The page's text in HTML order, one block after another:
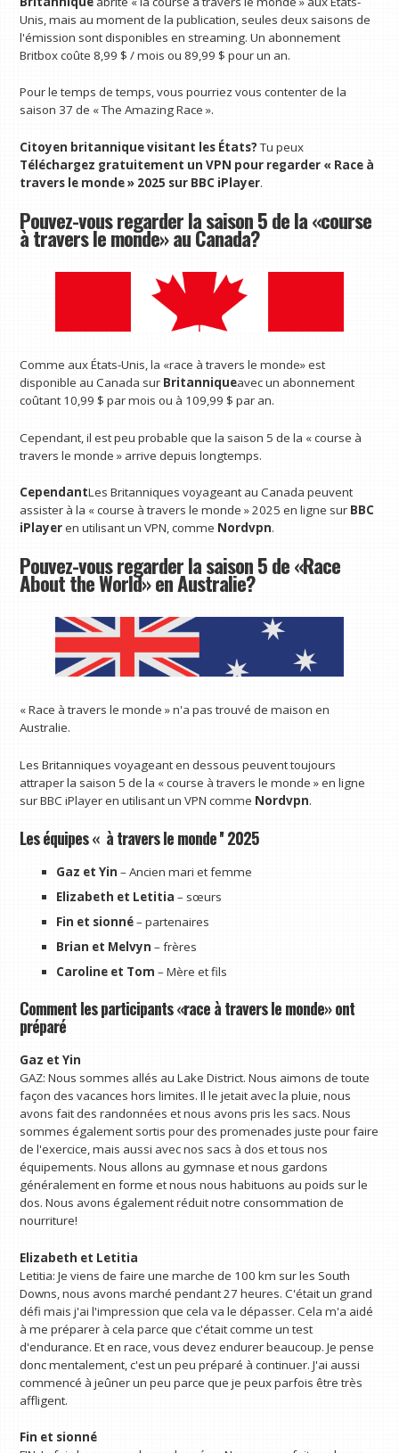
Unis, mais au moment de la publication, seules deux saisons de
l'émission sont disponibles en streaming. Un abonnement
Britbox coûte 8,99 $ / mois ou 89,99 $ pour un an.
Pour le temps de temps, vous pourriez vous contenter de la
saison 37 de « The Amazing Race ».
Citoyen britannique visitant les États?Tu peux
Téléchargez gratuitement un VPN pour regarder « Race à
travers le monde » 2025 sur BBC iPlayer.
Pouvez-vous regarder la saison 5 de la «course
à travers le monde» au Canada?
Comme aux États-Unis, la «race à travers le monde» est
disponible au Canada sur Britanniqueavec un abonnement
coûtant 10,99 $ par mois ou à 109,99 $ par an.
Cependant, il est peu probable que la saison 5 de la « course à
travers le monde » arrive depuis longtemps.
CependantLes Britanniques voyageant au Canada peuvent
assister à la « course à travers le monde » 2025 en ligne sur BBC
iPlayeren utilisant un VPN, comme Nordvpn.
Pouvez-vous regarder la saison 5 de «Race
About the World» en Australie?
« Race à travers le monde » n'a pas trouvé de maison en
Australie.
Les Britanniques voyageant en dessous peuvent toujours
attraper la saison 5 de la « course à travers le monde » en ligne
sur BBC iPlayer en utilisant un VPN comme Nordvpn.
Les équipes « à travers le monde '' 2025
Gaz et Yin – Ancien mari et femme
Elizabeth et Letitia – sœurs
Fin et sionné– partenaires
Brian et Melvyn – frères
Caroline et Tom – Mère et fils
Comment les participants «race à travers le monde» ont
préparé
Gaz et Yin
GAZ: Nous sommes allés au Lake District. Nous aimons de toute
façon des vacances hors limites. Il le jetait avec la pluie, nous
avons fait des randonnées et nous avons pris les sacs. Nous
sommes également sortis pour des promenades juste pour faire
de l'exercice, mais aussi avec nos sacs à dos et tous nos
équipements. Nous allons au gymnase et nous gardons
généralement en forme et nous nous habituons au poids sur le
dos. Nous avons également réduit notre consommation de
nourriture!
Elizabeth et Letitia
Letitia: Je viens de faire une marche de 100 km sur les South
Downs, nous avons marché pendant 27 heures. C'était un grand
défi mais j'ai l'impression que cela va le dépasser. Cela m'a aidé
à me préparer à cela parce que c'était comme un test
d'endurance. Et en race, vous devez endurer beaucoup. Je pense
donc mentalement, c'est un peu préparé à continuer. J'ai aussi
commencé à jeûner un peu parce que je peux parfois être très
affligent.
Fin et sionné